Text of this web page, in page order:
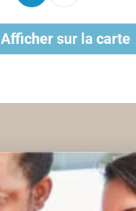
Afficher sur la carte